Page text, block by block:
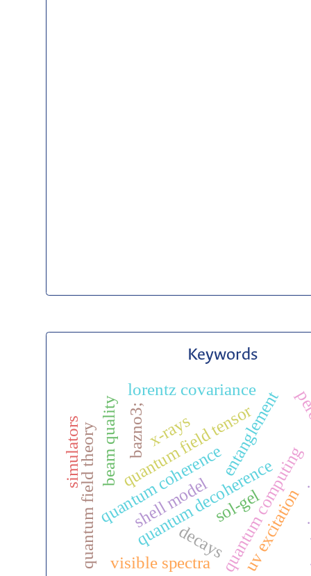
Keywords
quantum coherencequantum computing
quantum decoherence
entanglement
quantum field tensor
lorentz covariance
quantum field theory bazno3;
sol-gel
visible spectra uv excitation
shell model
x-rays
beam quality
simulators
decays